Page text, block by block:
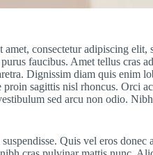
consectetur adipiscing
faucibus. Amet tellus cras
Dignissim diam quis enim
sagittis nisl rhoncus. Orci
sed arcu non odio.
Quis vel eros